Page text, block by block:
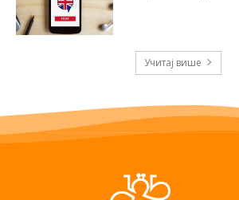
Учитај више